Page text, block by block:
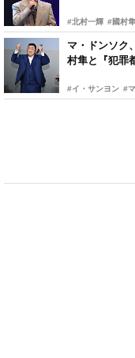
#北村一輝 #國村隼
マ・ドンソク
村隼と『犯罪
#イ・サンヨン #